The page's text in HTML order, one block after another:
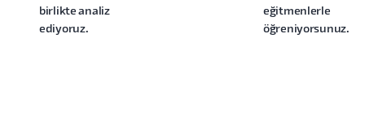
birlikte analiz
ediyoruz.
eğitmenlerle
öğreniyorsunuz.